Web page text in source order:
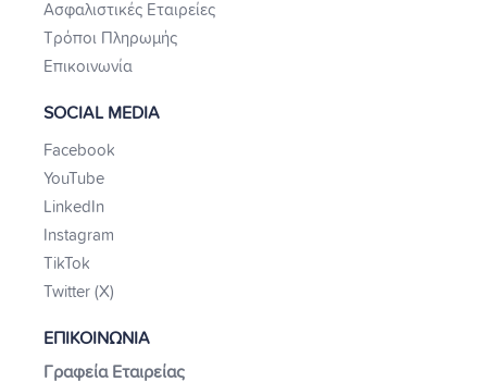
Ασφαλιστικές Εταιρείες
Τρόποι Πληρωμής
Επικοινωνία
SOCIAL MEDIA
Facebook
YouTube
LinkedIn
Instagram
TikTok
Twitter (X)
ΕΠΙΚΟΙΝΩΝΙΑ
Γραφεία Εταιρείας